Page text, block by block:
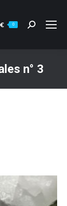
€ 0
Recherche
n° 3